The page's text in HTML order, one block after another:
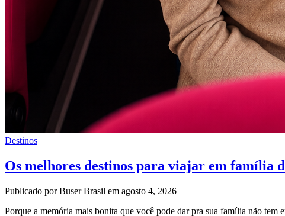
Destinos
Os melhores destinos para viajar em família
Publicado por Buser Brasil em agosto 4, 2026
Porque a memória mais bonita que você pode dar pra sua família não tem